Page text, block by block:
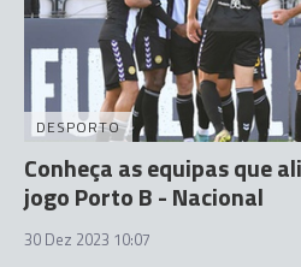
DESPORTO
Conheça as equipas que
jogo Porto B - Nacional
30 Dez 2023 10:07